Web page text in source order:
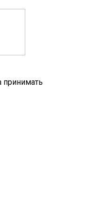
принимать